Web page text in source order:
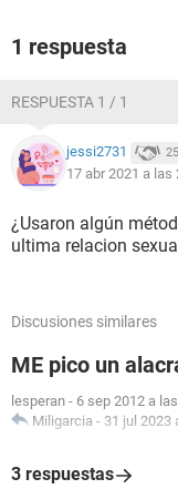
1 respuesta
RESPUESTA 1 / 1
jessi2731
17 abr 2021 a las
¿Usaron algún
ultima relacion
Discusiones similares
ME pico un
lesperan - 6 sep 2012 a
Miligarcia - 31 jul 2023
3 respuestas